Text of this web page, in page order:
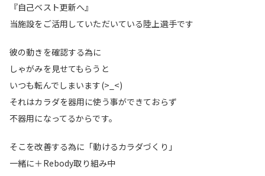
『自己ベスト更新へ』
当施設をご活用していただいている陸上選手です
彼の動きを確認する為に
しゃがみを見せてもらうと
いつも転んでしまいます(>_<)
それはカラダを器用に使う事ができておらず
不器用になってるからです。
そこを改善する為に「動けるカラダづくり」
一緒に＋Rebody取り組み中